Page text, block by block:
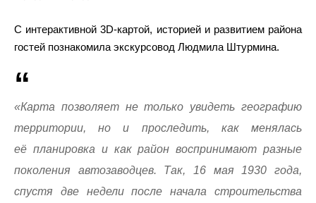
С интерактивной 3D-картой, историей и развитием района
гостей познакомила экскурсовод Людмила Штурмина.
«Карта позволяет не только увидеть географию
территории, но и проследить, как менялась
её планировка и как район воспринимают разные
поколения автозаводцев. Так, 16 мая 1930 года,
спустя две недели после начала строительства